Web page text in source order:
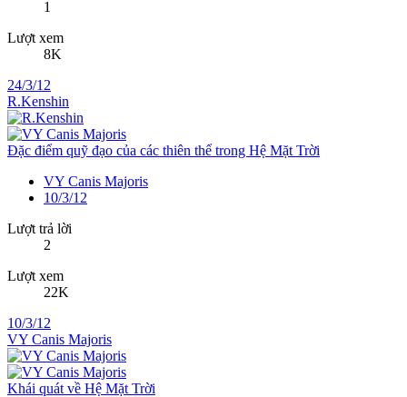
1
Lượt xem
8K
24/3/12
R.Kenshin
Đặc điểm quỹ đạo của các thiên thể trong Hệ Mặt Trời
VY Canis Majoris
10/3/12
Lượt trả lời
2
Lượt xem
22K
10/3/12
VY Canis Majoris
Khái quát về Hệ Mặt Trời